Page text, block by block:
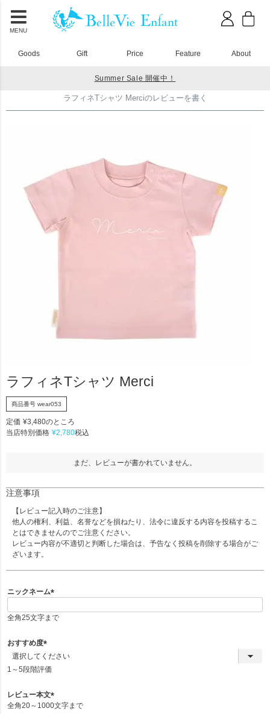
MENU
Goods Gift Price Feature About
Summer Sale 開催中！
ラフィネTシャツ Merciのレビューを書く
ラフィネTシャツ Merciのレビューを書く
ラフィネTシャツ Merci
商品番号 wear053
定価 ¥3,480のところ
当店特別価格 ¥2,780税込
まだ、レビューが書かれていません。
注意事項
【レビュー記入時のご注意】
他人の権利、利益、名誉などを損ねたり、法令に違反する内容を投稿するこ
とはできませんのでご注意ください。
レビュー内容が不適切と判断した場合は、予告なく投稿を削除する場合がご
ざいます。
ニックネーム
必
全角25文字まで
おすすめ度
(
必
1～5段階評価
レビュー本文
(
全角20～1000文字まで